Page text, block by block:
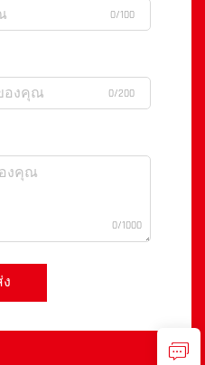
0/100
0/200
0/1000